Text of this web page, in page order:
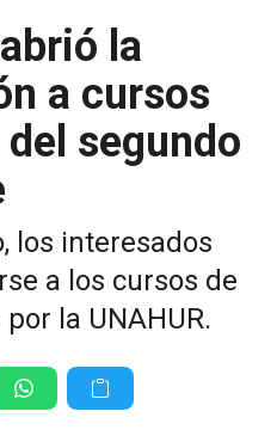
la
a cursos
segundo
los interesados
a los cursos de
la UNAHUR.